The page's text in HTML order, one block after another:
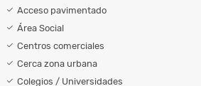
Acceso pavimentado
Área Social
Centros comerciales
Cerca zona urbana
Colegios / Universidades